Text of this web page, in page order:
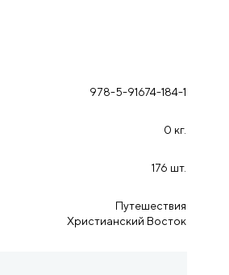
978-5-91674-184-1
0 кг.
176 шт.
Путешествия
Христианский Восток